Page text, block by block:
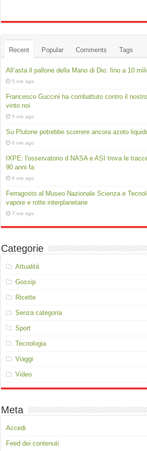
Recent Popular Comments Tags
All’asta il pallone della Mano di Dio: fino a 10
5 ore ago
Francesco Guccini ha combattuto contro il
vinto noi
5 ore ago
Su Plutone potrebbe scorrere ancora azoto
6 ore ago
IXPE: l'osservatorio d NASA e ASI trova le
90 anni fa
6 ore ago
Ferragosto al Museo Nazionale Scienza e
vapore e rotte interplanetarie
7 ore ago
Categorie
Attualità
Gossip
Ricette
Senza categoria
Sport
Tecnologia
Viaggi
Video
Meta
Accedi
Feed dei contenuti